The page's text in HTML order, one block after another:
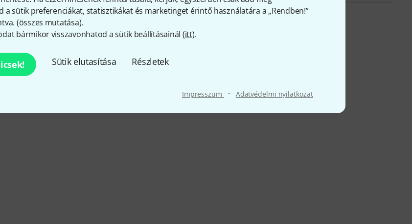
a sütik preferenciákat, statisztikákat és marketinget érintő használatára a „Rendben!”
(összes mutatása).
bármikor visszavonhatod a sütik beállításainál (itt).
Sütik elutasítása Részletek
Impresszum · Adatvédelmi nyilatkozat
Protec akciói